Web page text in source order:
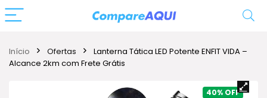
Início Ofertas
Lanterna Tática LED Potente ENFIT VIDA –
Alcance 2km com Frete Grátis
40%